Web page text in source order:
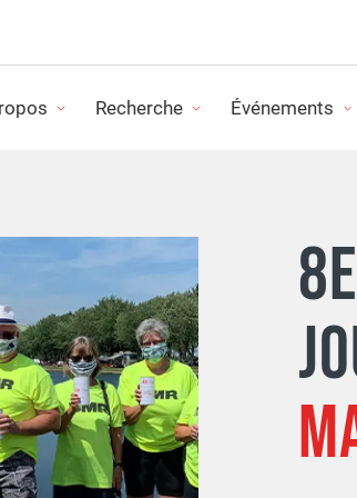
Recherche
DE SUBVENTIONS
DE RECHERCHE
Événements
LE CHALLENGE ROSE
TOUS NOS ÉVÉNEMENTS
ORGANISER SON ACTIVITÉ